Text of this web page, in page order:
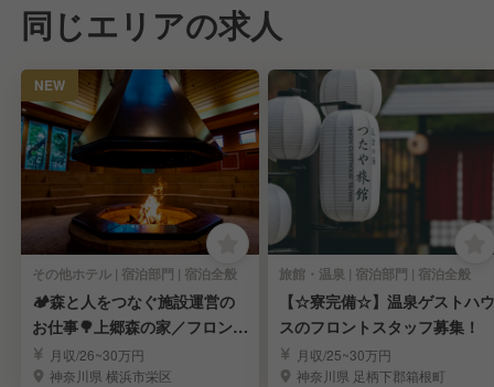
同じエリアの求人
NEW
その他ホテル | 宿泊部門 | 宿泊全般
🏕️森と人をつなぐ施設運営の
お仕事🌳上郷森の家／フロント
マルチスタッフ
月収/26~30万円
神奈川県 横浜市栄区
旅館・温泉 | 宿泊部門 | 宿泊全般
【☆寮完備☆】温泉ゲストハウ
スのフロントスタッフ募集！
月収/25~30万円
神奈川県 足柄下郡箱根町